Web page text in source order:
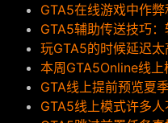
GTA5在线游戏中作
GTA5辅助传送技巧
玩GTA5的时候延迟太
本周GTA5Online线
GTA线上提前预览夏
GTA5线上模式许多